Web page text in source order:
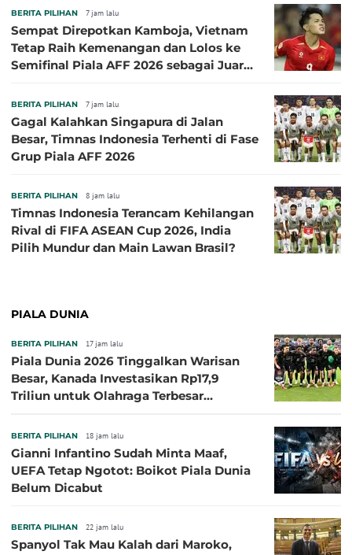
BERITA PILIHAN 7 jam lalu
Sempat Direpotkan Kamboja, Vietnam
Tetap Raih Kemenangan dan Lolos ke
Semifinal Piala AFF 2026 sebagai Juara
BERITA PILIHAN 7 jam lalu
Gagal Kalahkan Singapura di Jalan
Besar, Timnas Indonesia Terhenti di Fase
Grup Piala AFF 2026
BERITA PILIHAN 8 jam lalu
Timnas Indonesia Terancam Kehilangan
Rival di FIFA ASEAN Cup 2026, India
Pilih Mundur dan Main Lawan Brasil?
PIALA DUNIA
BERITA PILIHAN 17 jam lalu
Piala Dunia 2026 Tinggalkan Warisan
Besar, Kanada Investasikan Rp17,9
Triliun untuk Olahraga Terbesar
BERITA PILIHAN 18 jam lalu
Gianni Infantino Sudah Minta Maaf,
UEFA Tetap Ngotot: Boikot Piala Dunia
Belum Dicabut
BERITA PILIHAN 22 jam lalu
Spanyol Tak Mau Kalah dari Maroko,